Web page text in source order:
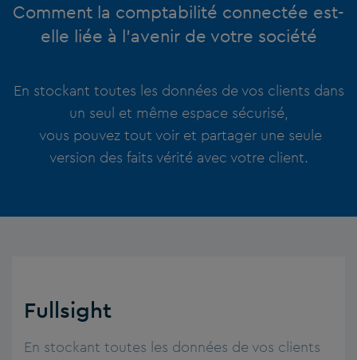
Comment la comptabilité connectée est-
elle liée à l’avenir de votre société
En stockant toutes les données de vos clients dans
un seul et même espace sécurisé,
vous pouvez tout voir et partager une seule
version des faits vérité avec votre client.
Fullsight
En stockant toutes les données de vos clients